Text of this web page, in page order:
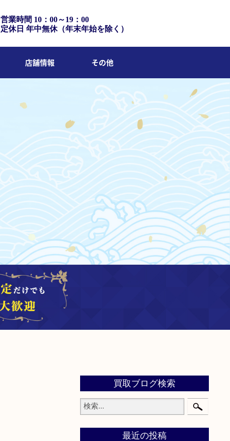
営業時間 10：00～19：00
定休日 年中無休（年末年始を除く）
店舗情報 その他
買取ブログ検索
最近の投稿